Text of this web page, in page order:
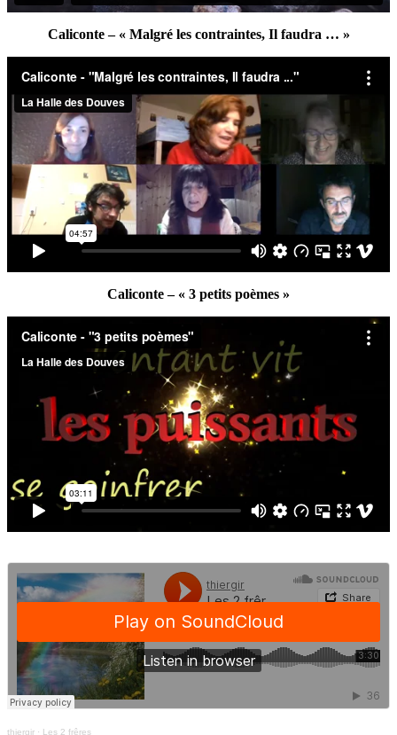
Caliconte – « Malgré les contraintes, Il faudra … »
Caliconte – « 3 petits poèmes »
thiergir · Les 2 frêres